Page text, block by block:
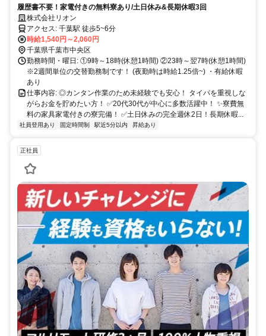
履歴書不要！家電付きの無料寮あり/土日休み&長期休暇3回
株式会社リオン
アクセス: 千葉駅 徒歩5~6分
時給1,540円～2,060円
千葉県千葉市中央区
勤務時間・曜日: ①9時～18時(休憩1時間) ②23時～翌7時(休憩1時間)
※2週間単位の交替勤務制です！ (夜勤時は時給1.25倍~) ・有給休暇
あり
仕事内容: ◎カンタン作業のため未経験でも安心！ タイパを重視しな
がらお金を貯めたい方！ ✅20代30代が中心に多数活躍中！ ✨寮費無
料の家具家電付きの寮完備！ ✅土日休みの完全週休2日！長期休暇...
社員登用あり 固定時間制 駅近5分以内 昇給あり
正社員